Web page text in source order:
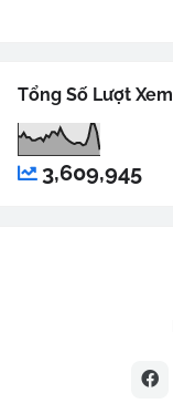
Tổng Số Lượt Xem
3,609,945